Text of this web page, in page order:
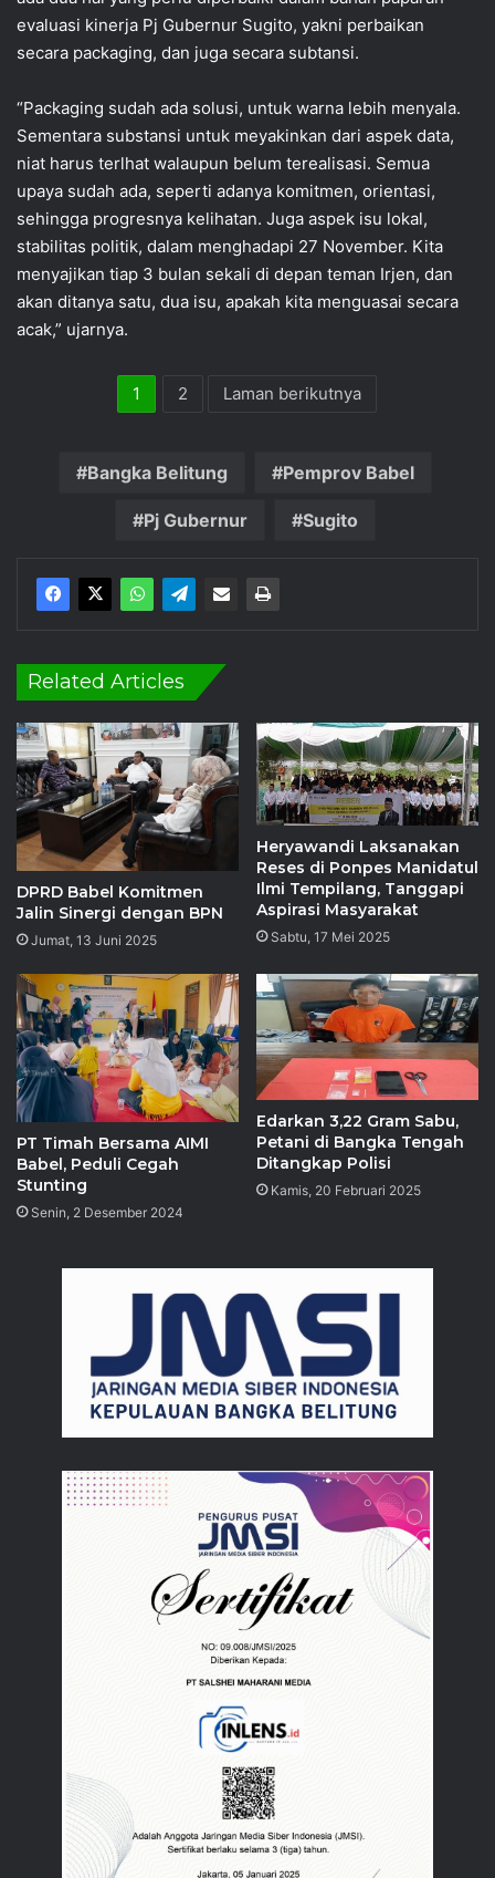
evaluasi kinerja Pj Gubernur Sugito, yakni perbaikan
secara packaging, dan juga secara subtansi.
“Packaging sudah ada solusi, untuk warna lebih menyala.
Sementara substansi untuk meyakinkan dari aspek data,
niat harus terlhat walaupun belum terealisasi. Semua
upaya sudah ada, seperti adanya komitmen, orientasi,
sehingga progresnya kelihatan. Juga aspek isu lokal,
stabilitas politik, dalam menghadapi 27 November. Kita
menyajikan tiap 3 bulan sekali di depan teman Irjen, dan
akan ditanya satu, dua isu, apakah kita menguasai secara
acak,” ujarnya.
1 2 Laman berikutnya
Bangka Belitung Pemprov Babel
Pj Gubernur Sugito
Related Articles
DPRD Babel Komitmen
Jalin Sinergi dengan BPN
Jumat, 13 Juni 2025
Heryawandi Laksanakan
Reses di Ponpes Manidatul
Ilmi Tempilang, Tanggapi
Aspirasi Masyarakat
Sabtu, 17 Mei 2025
PT Timah Bersama AIMI
Babel, Peduli Cegah
Stunting
Senin, 2 Desember 2024
Edarkan 3,22 Gram Sabu,
Petani di Bangka Tengah
Ditangkap Polisi
Kamis, 20 Februari 2025